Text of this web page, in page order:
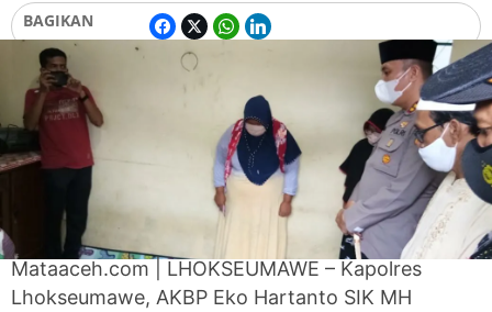
BAGIKAN
Mataaceh.com | LHOKSEUMAWE – Kapolres
Lhokseumawe, AKBP Eko Hartanto SIK MH